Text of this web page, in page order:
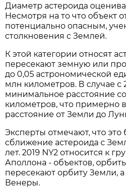
Диаметр астероида
Несмотря на то что объект
потенциально опасным,
столкновения с Землей.
К этой категории относят
пересекают земную или
до 0,05 астрономической
млн километров. В случае с
минимальное расстояние
километров, что примерно
расстояние от Земли до
Эксперты отмечают, что это
сближение астероида с
лет. 2019 NY2 относится к
Аполлона - объектов,
пересекают орбиту Земли,
Венеры.